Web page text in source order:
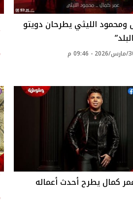
ومحمود الليثي يطرحان دويتو
كمال يطرح أحدث أعماله